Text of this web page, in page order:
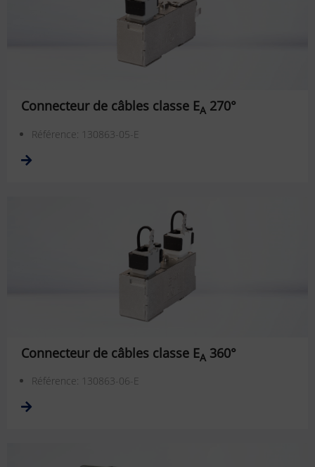
Connecteur de câbles classe EA 270°
Référence: 130863-05-E
Connecteur de câbles classe EA 360°
Référence: 130863-06-E